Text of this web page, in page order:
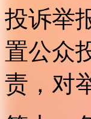
投诉举
置公众
责，对